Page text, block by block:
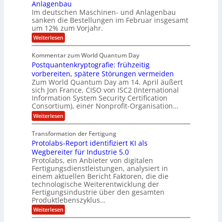
l
l
i
o
n
U
S
-
D
o
l
l
a
r
n
g
f
ü
r
E
M
E
A
u
n
d
L
a
t
e
i
n
a
m
e
r
i
l
u
t
w
i
r
d
C
h
i
e
f
C
u
s
t
o
m
e
r
O
ff
c
e
i
n
g
e
r
ö
f
n
e
t
K
o
m
p
e
t
e
n
z
n
t
r
u
m
f
ü
r
3
D
Anlagenbau
Im deutschen Maschinen- und Anlagenbau
sanken die Bestellungen im Februar insgesamt
um 12% zum Vorjahr.
Weiterlesen:
A
f
t
r
a
g
s
d
ä
m
p
e
f
ü
r
d
e
n
M
a
s
c
h
Kommentar zum World Quantum Day
Postquantenkryptografie: frühzeitig
vorbereiten, spätere Störungen vermeiden
Zum World Quantum Day am 14. April äußert
sich Jon France, CISO von ISC2 (International
Information System Security Certification
Consortium), einer Nonprofit-Organisation…
Weiterlesen:
P
s
t
q
u
a
n
t
e
n
k
r
y
p
Transformation der Fertigung
Protolabs-Report identifiziert KI als
Wegbereiter für Industrie 5.0
Protolabs, ein Anbieter von digitalen
Fertigungsdienstleistungen, analysiert in
einem aktuellen Bericht Faktoren, die die
technologische Weiterentwicklung der
Fertigungsindustrie über den gesamten
Produktlebenszyklus…
Weiterlesen:
P